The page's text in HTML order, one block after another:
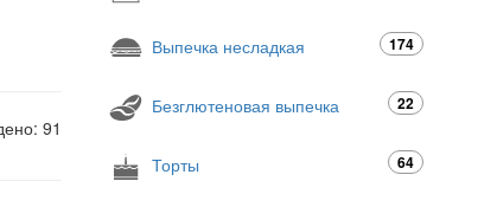
91
Выпечка несладкая 174
Безглютеновая выпечка 22
Торты 64